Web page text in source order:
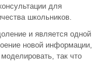
для
школь­ников.
и является одной
новой информации,
так что